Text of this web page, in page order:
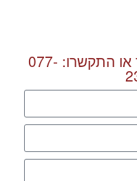
או התקשרו: 077-